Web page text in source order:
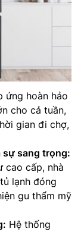
ứng hoàn hảo
cho cả tuần,
gian đi chợ,
sự sang trọng:
cao cấp, nhà
lạnh đóng
gu thẩm mỹ
Hệ thống